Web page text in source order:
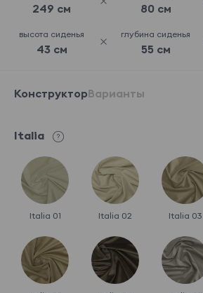
249 см 80 см
высота сиденья
43 см
глубина сиденья
55 см
КонструкторВарианты
Italia
Italia 01 Italia 02 Italia 03